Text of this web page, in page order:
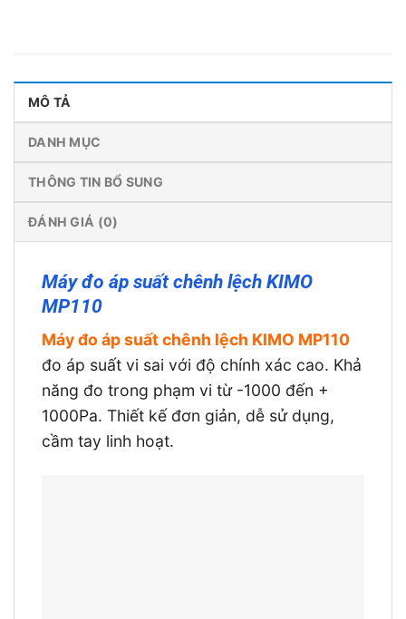
MÔ TẢ
DANH MỤC
THÔNG TIN BỔ SUNG
ĐÁNH GIÁ (0)
Máy đo áp suất chênh lệch KIMO
MP110
Máy đo áp suất chênh lệch KIMO MP110
đo áp suất vi sai với độ chính xác cao. Khả
năng đo trong phạm vi từ -1000 đến +
1000Pa. Thiết kế đơn giản, dễ sử dụng,
cầm tay linh hoạt.